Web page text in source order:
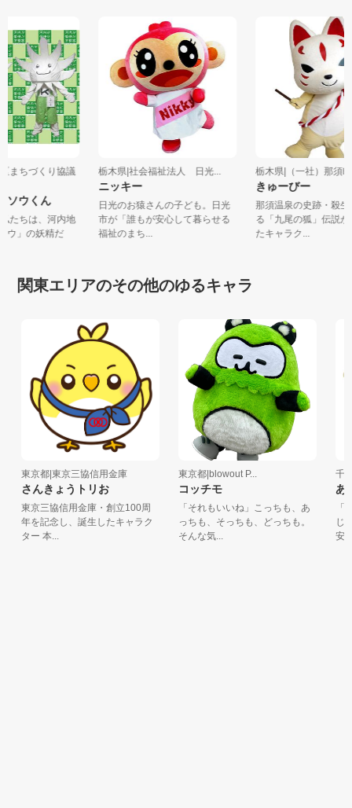
区まちづくり協議
ソウくん
私たちは、河内地
ソウ」の妖精だ
栃木県|社会福祉法人 日光...
ニッキー
日光のお猿さんの子ども。日光
市が「誰もが安心して暮らせる
福祉のまち...
栃木県|（一社）那
きゅーびー
那須温泉の史跡・殺
る「九尾の狐」伝説
たキャラク...
関東エリアのその他のゆるキャラ
東京都|東京三協信用金庫
さんきょうトリお
東京三協信用金庫・創立100周
年を記念し、誕生したキャラク
ター 本...
東京都|blowout P...
コッチモ
「それもいいね」こっちも、あ
っちも、そっちも、どっちも。
そんな気...
千
あ
「
じ
安の